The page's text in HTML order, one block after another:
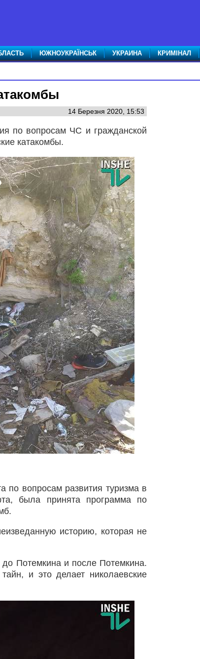
ЮЖНОУКРАЇНСЬК УКРАИНА КРИМІНАЛ
14 Березня 2020, 15:53
по вопросам ЧС и гражданской
катакомбы.
по вопросам развития туризма в
была принята программа по
историю, которая не
Потемкина и после Потемкина.
и это делает николаевские